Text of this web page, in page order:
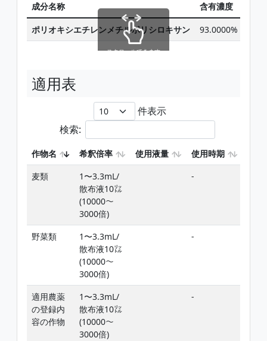
成分名称 含有濃度
ポリオキシエチレンメチルポリシロキサン 93.0000%
スクロールできます
適用表
件表示
検索:
作物名 希釈倍率 使用液量 使用時期
麦類
1〜3.3mL/
散布液10㍑
(10000〜
3000倍)
-
野菜類
1〜3.3mL/
散布液10㍑
(10000〜
3000倍)
-
適用農薬
の登録内
容の作物
1〜3.3mL/
散布液10㍑
(10000〜
3000倍)
-